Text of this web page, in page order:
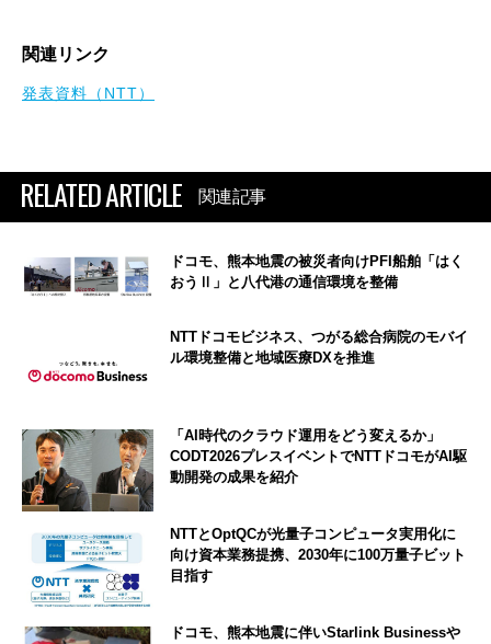
関連リンク
発表資料（NTT）
RELATED ARTICLE 関連記事
ドコモ、熊本地震の被災者向けPFI船舶「はく
おうⅡ」と八代港の通信環境を整備
NTTドコモビジネス、つがる総合病院のモバイ
ル環境整備と地域医療DXを推進
「AI時代のクラウド運用をどう変えるか」
CODT2026プレスイベントでNTTドコモがAI駆
動開発の成果を紹介
NTTとOptQCが光量子コンピュータ実用化に
向け資本業務提携、2030年に100万量子ビット
目指す
ドコモ、熊本地震に伴いStarlink Businessや